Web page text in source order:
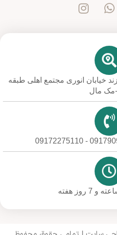
خیابان انوری مجتمع اهلی طبقه
مک مال